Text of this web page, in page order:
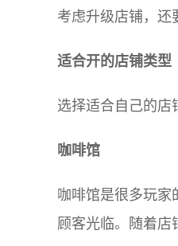
考虑升级店铺，还
适合开的店铺类型
选择适合自己的店
咖啡馆
咖啡馆是很多玩家
顾客光临。随着店